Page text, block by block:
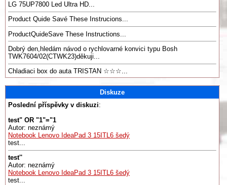
LG 75UP7800 Led Ultra HD...
Product Quide Savé These Instrucions...
ProductQuideSave These Instructions...
Dobrý den,hledám návod o rychlovarné konvici typu Bosh
TWK7604/02(CTWK23)děkuji...
Chladiaci box do auta TRISTAN ☆☆☆...
Diskuze
Poslední příspěvky v diskuzi:
test" OR "1"="1
Autor: neznámý
Notebook Lenovo IdeaPad 3 15ITL6 šedý
test...
test''
Autor: neznámý
Notebook Lenovo IdeaPad 3 15ITL6 šedý
test...